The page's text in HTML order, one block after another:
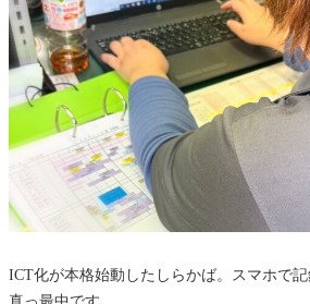
森
市
訪
問
介
ICT化が本格始動したしらかば。スマホで